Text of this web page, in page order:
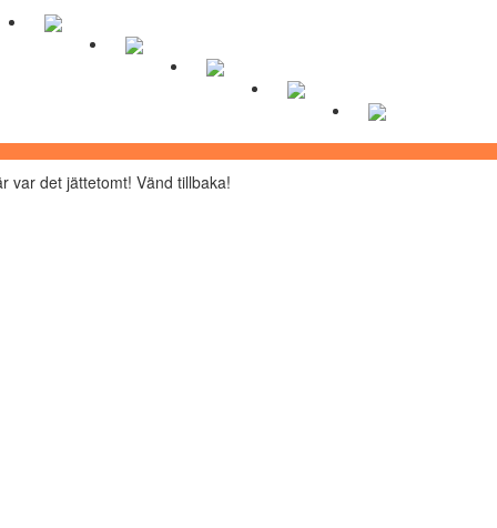
var det jättetomt! Vänd tillbaka!